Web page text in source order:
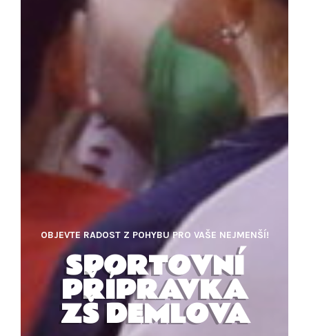
OBJEVTE RADOST Z POHYBU PRO VAŠE NEJMENŠÍ!
SPORTOVNÍ
PŘÍPRAVKA
ZŠ DEMLOVA